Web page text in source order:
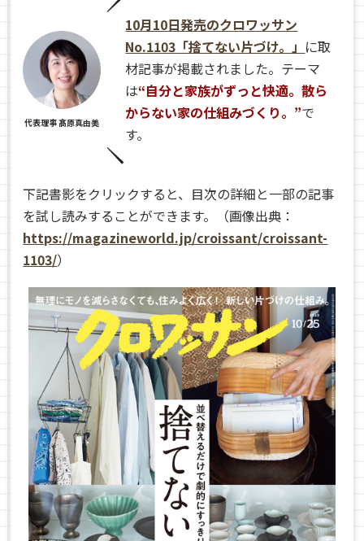
代表理事 髙原真由美
10月10日発売のクロワッサン
No.1103「捨てない片づけ。」 に取
材記事が掲載されました。テーマ
は“自分と家族がずっと快適。散ら
からない家の仕組みづくり。”で
す。
下記書影をクリックすると、目次の詳細と一部の記事
を試し読みすることができます。（画像出典：
https://magazineworld.jp/croissant/croissant-
1103/）